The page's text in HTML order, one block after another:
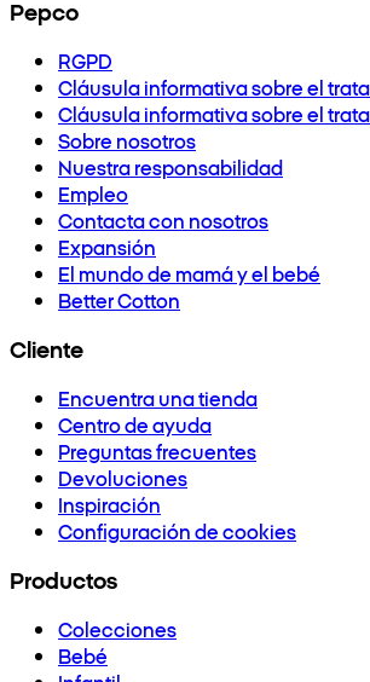
Pepco
RGPD
Cláusula informativa sobre el
Cláusula informativa sobre el
Sobre nosotros
Nuestra responsabilidad
Empleo
Contacta con nosotros
Expansión
El mundo de mamá y el bebé
Better Cotton
Cliente
Encuentra una tienda
Centro de ayuda
Preguntas frecuentes
Devoluciones
Inspiración
Configuración de cookies
Productos
Colecciones
Bebé